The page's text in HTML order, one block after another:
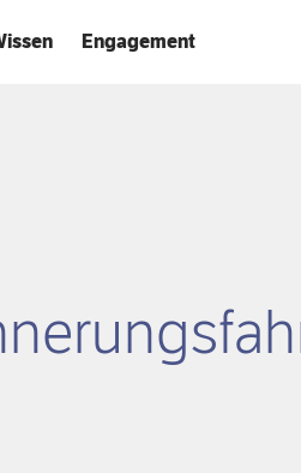
Engagement